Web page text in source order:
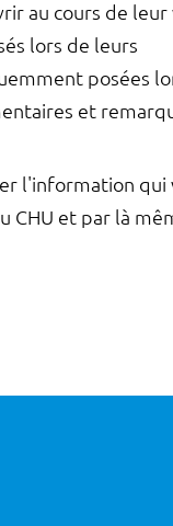
au cours de leur
lors de leurs
posées
et
l'information qui
CHU et par là